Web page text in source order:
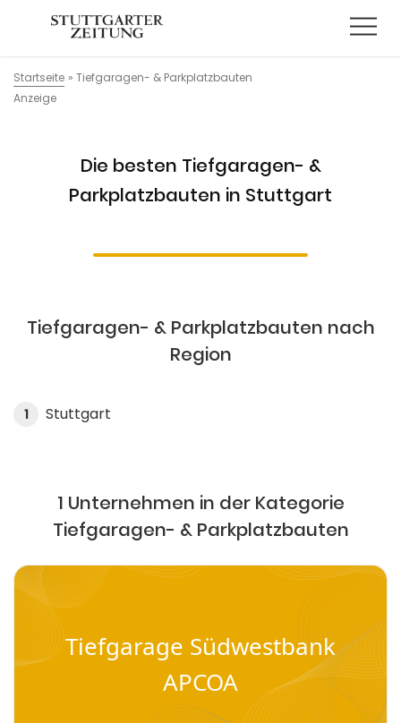
Startseite » Tiefgaragen- & Parkplatzbauten
Anzeige
Die besten Tiefgaragen- &
Parkplatzbauten in Stuttgart
Tiefgaragen- & Parkplatzbauten nach
Region
1 Stuttgart
1 Unternehmen in der Kategorie
Tiefgaragen- & Parkplatzbauten
Tiefgarage Südwestbank
APCOA